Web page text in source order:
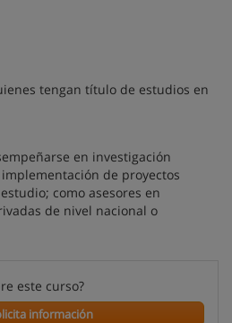
tengan título de estudios en
en investigación
de proyectos
como asesores en
de nivel nacional o
este curso?
información